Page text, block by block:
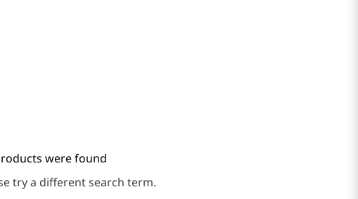
were found
try a different search term.